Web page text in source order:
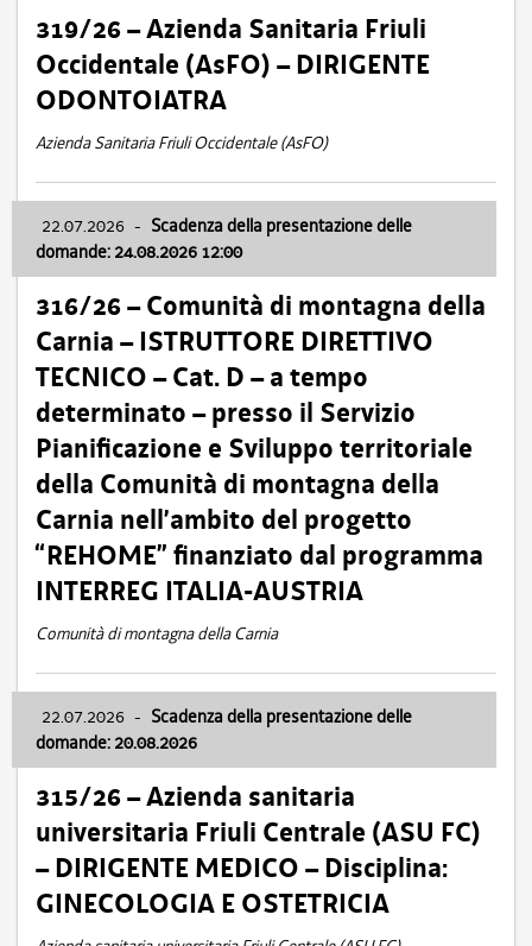
319/26 – Azienda Sanitaria Friuli
Occidentale (AsFO) – DIRIGENTE
ODONTOIATRA
Azienda Sanitaria Friuli Occidentale (AsFO)
22.07.2026 - Scadenza della presentazione delle
domande: 24.08.2026 12:00
316/26 – Comunità di montagna della
Carnia – ISTRUTTORE DIRETTIVO
TECNICO – Cat. D – a tempo
determinato – presso il Servizio
Pianificazione e Sviluppo territoriale
della Comunità di montagna della
Carnia nell’ambito del progetto
“REHOME” finanziato dal programma
INTERREG ITALIA-AUSTRIA
Comunità di montagna della Carnia
22.07.2026 - Scadenza della presentazione delle
domande: 20.08.2026
315/26 – Azienda sanitaria
universitaria Friuli Centrale (ASU FC)
– DIRIGENTE MEDICO – Disciplina:
GINECOLOGIA E OSTETRICIA